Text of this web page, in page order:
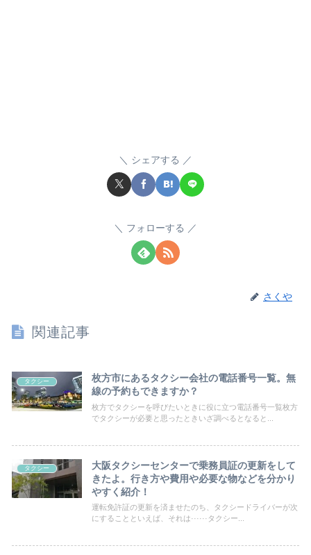
シェアする
フォローする
さくや
関連記事
タクシー
枚方市にあるタクシー会社の電話番号一覧。無
線の予約もできますか？
枚方でタクシーを呼びたいときに役に立つ電話番号一覧枚方
でタクシーが必要と思ったときいざ調べるとなると...
タクシー
大阪タクシーセンターで乗務員証の更新をして
きたよ。行き方や費用や必要な物などを分かり
やすく紹介！
運転免許証の更新を済ませたのち、タクシードライバーが次
にすることといえば、それは······タクシー...